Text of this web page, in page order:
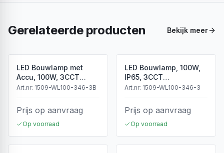
Gerelateerde producten Bekijk meer
LED Bouwlamp met
Accu, 100W, 3CCT
(3000K/4000K/6500K),
Dimbaar, LiFePO4,
Type-C
Art.nr: 1509-WL100-346-3B
Prijs op aanvraag
Op voorraad
LED Bouwlamp, 100W,
IP65, 3CCT
(3000K/4000K/6500K),
220–240V
Art.nr: 1509-WL100-346-3
Prijs op aanvraag
Op voorraad